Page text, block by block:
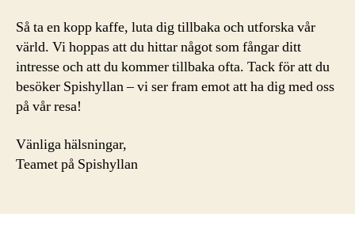
Så ta en kopp kaffe, luta dig tillbaka och utforska vår
värld. Vi hoppas att du hittar något som fångar ditt
intresse och att du kommer tillbaka ofta. Tack för att du
besöker Spishyllan – vi ser fram emot att ha dig med oss
på vår resa!
Vänliga hälsningar,
Teamet på Spishyllan